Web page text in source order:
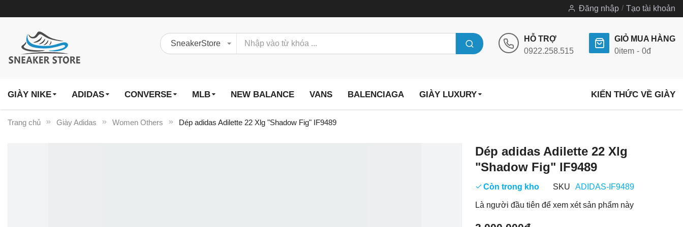
Đăng nhập Tạo tài khoản
HỖ TRỢ
0922.258.515
GIỎ MUA HÀNG
0item 0đ
GIÀY NIKE ADIDAS CONVERSE MLB NEW BALANCE VANS BALENCIAGA GIÀY LUXURY KIẾN THỨC VỀ GIÀY
Trang chủ Giày Adidas Women Others Dép adidas Adilette 22 Xlg "Shadow Fig" IF9489
Dép adidas Adilette 22 Xlg
"Shadow Fig" IF9489
Còn trong kho SKU ADIDAS-IF9489
Là người đầu tiên để xem xét sản phẩm này
Chuyển